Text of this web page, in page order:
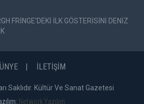
FRİNGE'DEKİ İLK GÖSTERİSİNİ DENİZ
İLETİŞİM
Saklıdır. Kültür Ve Sanat Gazetesi
Network Yazılım